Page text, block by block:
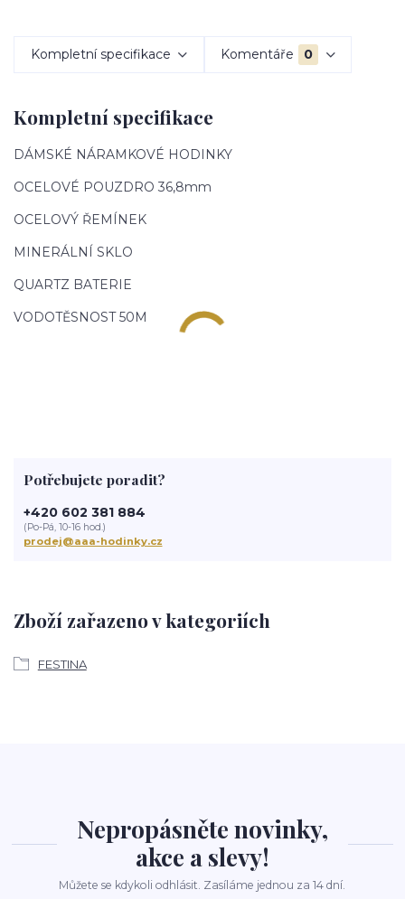
Kompletní specifikace Komentáře 0
Kompletní specifikace
DÁMSKÉ NÁRAMKOVÉ HODINKY
OCELOVÉ POUZDRO 36,8mm
OCELOVÝ ŘEMÍNEK
MINERÁLNÍ SKLO
QUARTZ BATERIE
VODOTĚSNOST 50M
Zboží zařazeno v kategoriích
FESTINA
Potřebujete poradit?
+420 602 381 884
(Po-Pá, 10-16 hod.)
prodej@aaa-hodinky.cz
Nepropásněte novinky,
akce a slevy!
Můžete se kdykoli odhlásit. Zasíláme jednou za 14 dní.